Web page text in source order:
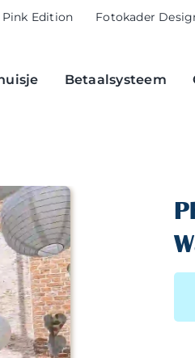
Pink Edition Fotokader
Betaalsysteem